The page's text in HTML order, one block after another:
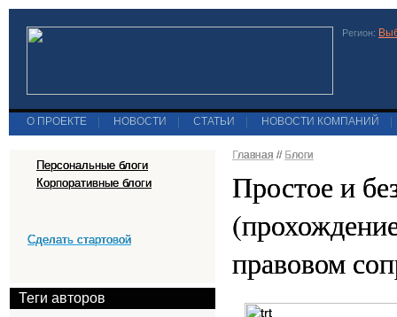
Регион:
О ПРОЕКТЕ НОВОСТИ СТАТЬИ НОВОСТИ КОМПАНИЙ
Персональные блоги
Корпоративные блоги
Сделать стартовой
Теги авторов
Главная // Блоги
Простое и
правовом